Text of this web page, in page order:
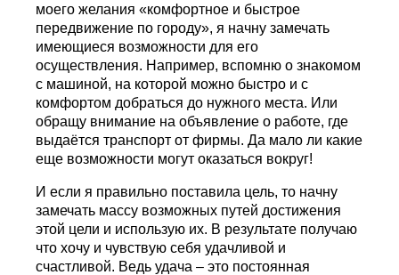
моего желания «комфортное и быстрое
передвижение по городу», я начну замечать
имеющиеся возможности для его
осуществления. Например, вспомню о знакомом
с машиной, на которой можно быстро и с
комфортом добраться до нужного места. Или
обращу внимание на объявление о работе, где
выдаётся транспорт от фирмы. Да мало ли какие
еще возможности могут оказаться вокруг!
И если я правильно поставила цель, то начну
замечать массу возможных путей достижения
этой цели и использую их. В результате получаю
что хочу и чувствую себя удачливой и
счастливой. Ведь удача – это постоянная